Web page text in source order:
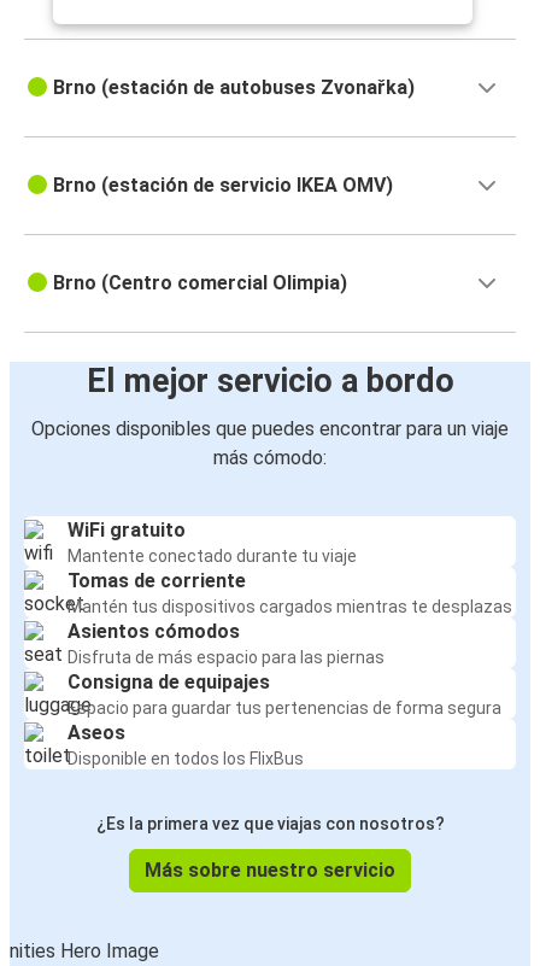
Brno (estación de autobuses Zvonařka)
Brno (estación de servicio IKEA OMV)
Brno (Centro comercial Olimpia)
El mejor servicio a bordo
Opciones disponibles que puedes encontrar para un viaje
más cómodo:
WiFi gratuito
Mantente conectado durante tu viaje
Tomas de corriente
Mantén tus dispositivos cargados mientras te desplazas
Asientos cómodos
Disfruta de más espacio para las piernas
Consigna de equipajes
Espacio para guardar tus pertenencias de forma segura
Aseos
Disponible en todos los FlixBus
¿Es la primera vez que viajas con nosotros?
Más sobre nuestro servicio